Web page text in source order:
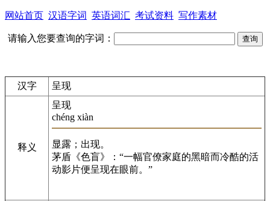
网站首页 汉语字词 英语词汇 考试资料 写作素材
请输入您要查询的字词：
汉字 呈现
释义
呈现
chéng xiàn
显露；出现。
茅盾《色盲》：“一幅官僚家庭的黑暗而冷酷的活
动影片便呈现在眼前。”